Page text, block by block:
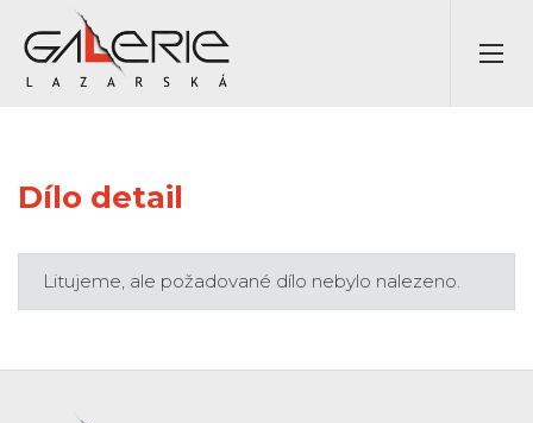
Dílo detail
Litujeme, ale požadované dílo nebylo nalezeno.